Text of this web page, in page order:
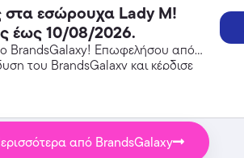
στα εσώρουχα Lady M!
έως 10/08/2026.
BrandsGalaxy! Επωφελήσου από
του BrandsGalaxy και κέρδισε
από BrandsGalaxy